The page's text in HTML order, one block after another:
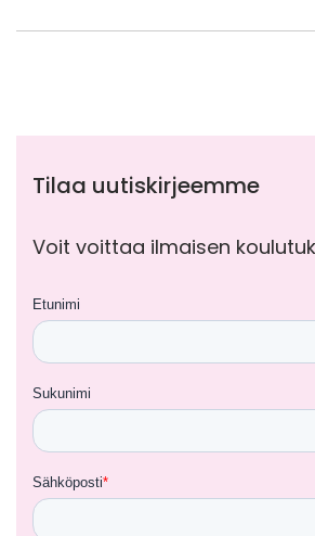
Tilaa uutiskirjeemme
Voit voittaa ilmaisen